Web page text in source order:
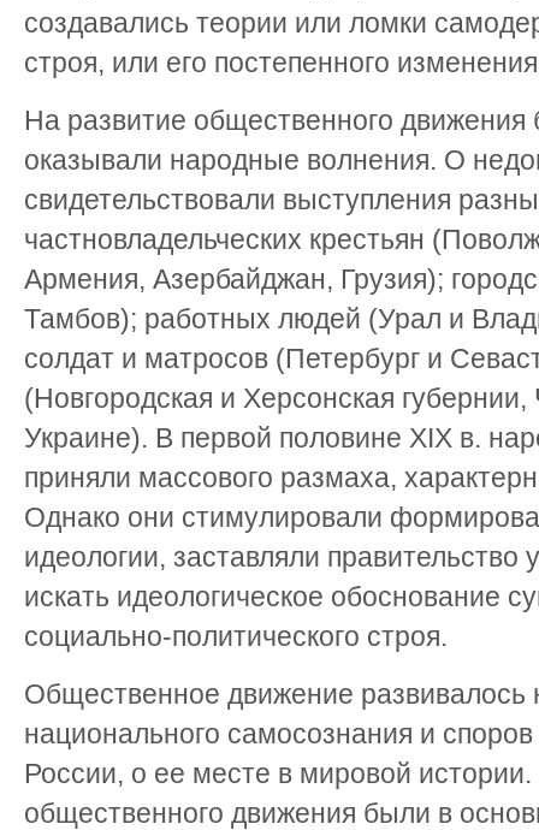
создавались теории или ломки
строя, или его постепенного
На развитие общественного
оказывали народные волнения. О
свидетельствовали выступления
частновладельческих крестьян
Армения, Азербайджан, Грузия);
Тамбов); работных людей (Урал и
солдат и матросов (Петербург и
(Новгородская и Херсонская
Украине). В первой половине XIX в.
приняли массового размаха,
Однако они стимулировали
идеологии, заставляли правительство
искать идеологическое обоснование
социально-политического строя.
Общественное движение
национального самосознания и
России, о ее месте в мировой
общественного движения были в